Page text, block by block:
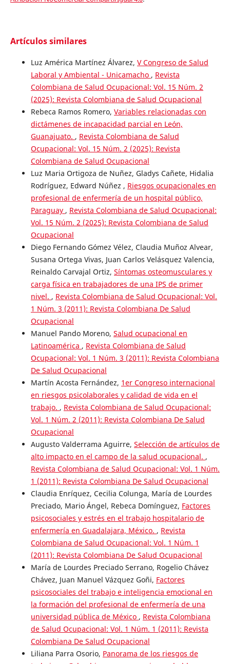
Artículos similares
Luz América Martínez Álvarez, V Congreso de Salud
Laboral y Ambiental - Unicamacho , Revista
Colombiana de Salud Ocupacional: Vol. 15 Núm. 2
(2025): Revista Colombiana de Salud Ocupacional
Rebeca Ramos Romero, Variables relacionadas con
dictámenes de incapacidad parcial en León,
Guanajuato. , Revista Colombiana de Salud
Ocupacional: Vol. 15 Núm. 2 (2025): Revista
Colombiana de Salud Ocupacional
Luz Maria Ortigoza de Nuñez, Gladys Cañete, Hidalia
Rodríguez, Edward Núñez , Riesgos ocupacionales en
profesional de enfermería de un hospital público,
Paraguay , Revista Colombiana de Salud Ocupacional:
Vol. 15 Núm. 2 (2025): Revista Colombiana de Salud
Ocupacional
Diego Fernando Gómez Vélez, Claudia Muñoz Alvear,
Susana Ortega Vivas, Juan Carlos Velásquez Valencia,
Reinaldo Carvajal Ortiz, Síntomas osteomusculares y
carga física en trabajadores de una IPS de primer
nivel. , Revista Colombiana de Salud Ocupacional: Vol.
1 Núm. 3 (2011): Revista Colombiana De Salud
Ocupacional
Manuel Pando Moreno, Salud ocupacional en
Latinoamérica , Revista Colombiana de Salud
Ocupacional: Vol. 1 Núm. 3 (2011): Revista Colombiana
De Salud Ocupacional
Martín Acosta Fernández, 1er Congreso internacional
en riesgos psicolaborales y calidad de vida en el
trabajo. , Revista Colombiana de Salud Ocupacional:
Vol. 1 Núm. 2 (2011): Revista Colombiana De Salud
Ocupacional
Augusto Valderrama Aguirre, Selección de artículos de
alto impacto en el campo de la salud ocupacional. ,
Revista Colombiana de Salud Ocupacional: Vol. 1 Núm.
1 (2011): Revista Colombiana De Salud Ocupacional
Claudia Enríquez, Cecilia Colunga, María de Lourdes
Preciado, Mario Ángel, Rebeca Domínguez, Factores
psicosociales y estrés en el trabajo hospitalario de
enfermería en Guadalajara, México. , Revista
Colombiana de Salud Ocupacional: Vol. 1 Núm. 1
(2011): Revista Colombiana De Salud Ocupacional
María de Lourdes Preciado Serrano, Rogelio Chávez
Chávez, Juan Manuel Vázquez Goñi, Factores
psicosociales del trabajo e inteligencia emocional en
la formación del profesional de enfermería de una
universidad pública de México , Revista Colombiana
de Salud Ocupacional: Vol. 1 Núm. 1 (2011): Revista
Colombiana De Salud Ocupacional
Liliana Parra Osorio, Panorama de los riesgos de